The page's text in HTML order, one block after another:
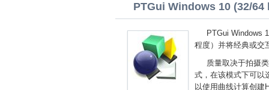
PTGui Windows 10 (32/64
PTGui Windows
程度）并将经典或交
质量取决于拍摄
式，在该模式下可以
以使用曲线计算创建